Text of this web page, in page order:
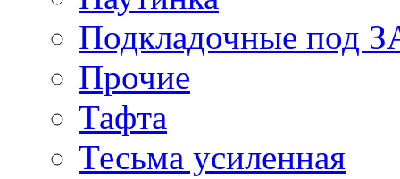
Подкладочные под
Прочие
Тафта
Тесьма усиленная